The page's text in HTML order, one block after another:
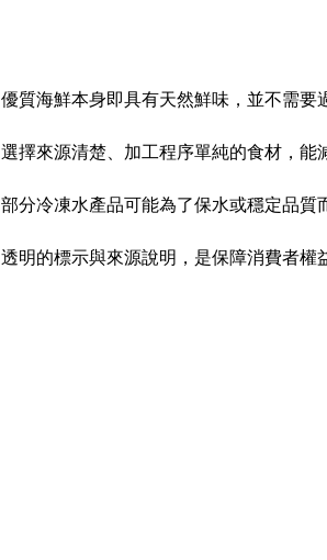
優質海鮮本身即具有天然鮮味，並不需要
選擇來源清楚、加工程序單純的食材，能
部分冷凍水產品可能為了保水或穩定品質
透明的標示與來源說明，是保障消費者權